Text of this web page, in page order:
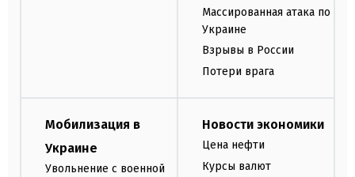
Массированная атака по
Украине
Взрывы в России
Потери врага
Мобилизация в
Украине
Увольнение с военной
Новости экономики
Цена нефти
Курсы валют